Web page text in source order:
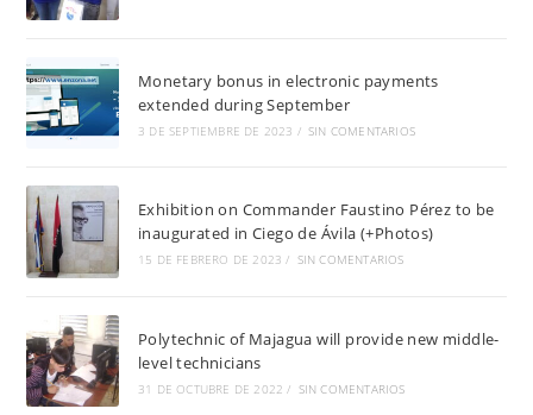
Monetary bonus in electronic payments
extended during September
3 DE SEPTIEMBRE DE 2023 / SIN COMENTARIOS
Exhibition on Commander Faustino Pérez to be
inaugurated in Ciego de Ávila (+Photos)
15 DE FEBRERO DE 2023 / SIN COMENTARIOS
Polytechnic of Majagua will provide new middle-
level technicians
31 DE OCTUBRE DE 2022 / SIN COMENTARIOS